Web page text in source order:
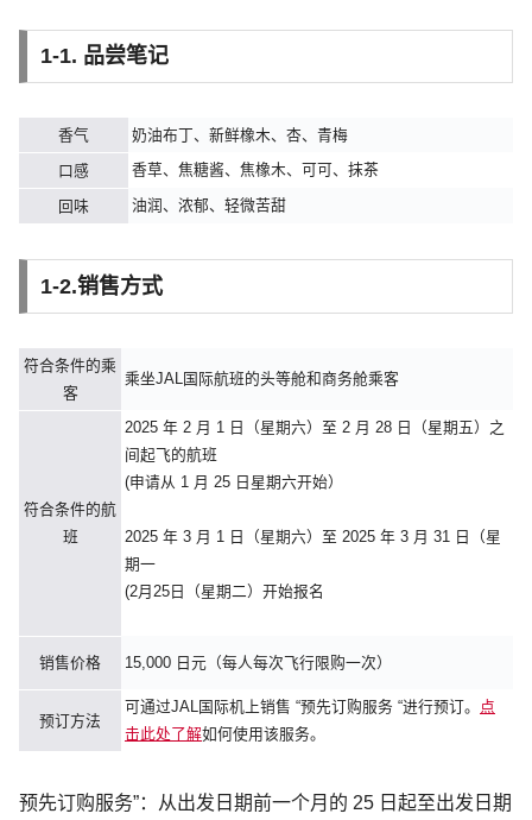
1-1. 品尝笔记
香气
奶油布丁、新鲜橡木、杏、青梅
口感
香草、焦糖酱、焦橡木、可可、抹茶
回味 油润、浓郁、轻微苦甜
1-2.销售方式
符合条件的乘
客
乘坐JAL国际航班的头等舱和商务舱乘客
符合条件的航
班
2025 年 2 月 1 日（星期六）至 2 月 28 日（星期五）之
间起飞的航班
(申请从 1 月 25 日星期六开始）
2025 年 3 月 1 日（星期六）至 2025 年 3 月 31 日（星
期一
(2月25日（星期二）开始报名
销售价格 15,000 日元（每人每次飞行限购一次）
预订方法
可通过JAL国际机上销售 “预先订购服务 “进行预订。
点
击此处了解如何使用该服务。
预先订购服务”：从出发日期前一个月的 25 日起至出发日期